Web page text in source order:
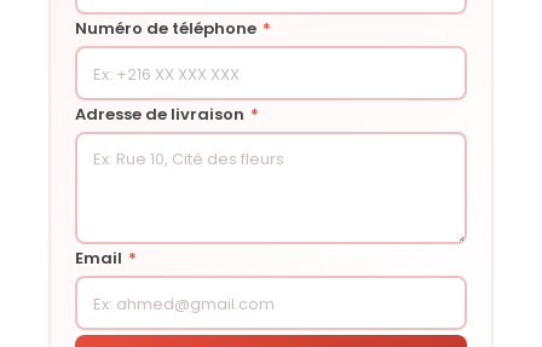
Numéro de téléphone *
Adresse de livraison *
Email *